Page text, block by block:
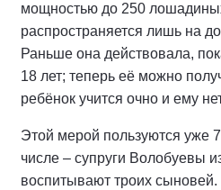
мощностью до 250
распространяется лишь на
Раньше она действовала,
18 лет; теперь её можно
ребёнок учится очно и ему
Этой мерой пользуются уже
числе – супруги Волобуевы
воспитывают троих